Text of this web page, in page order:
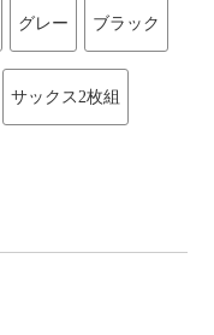
グレー ブラック
サックス2枚組